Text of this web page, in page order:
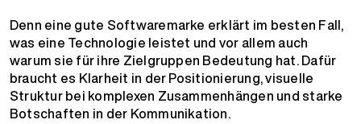
Denn eine gute Softwaremarke erklärt im besten Fall,
was eine Technologie leistet und vor allem auch
warum sie für ihre Zielgruppen Bedeutung hat. Dafür
braucht es Klarheit in der Positionierung, visuelle
Struktur bei komplexen Zusammenhängen und starke
Botschaften in der Kommunikation.